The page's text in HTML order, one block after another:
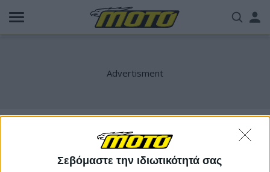
Σεβόμαστε την ιδιωτικότητά σας
Παράκαμψη
προς